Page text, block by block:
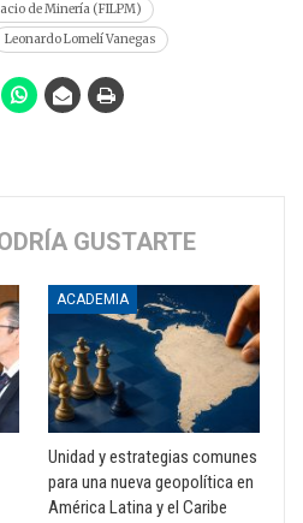
de Minería (FILPM)
Leonardo Lomelí Vanegas
GUSTARTE
ACADEMIA
Unidad y estrategias comunes
para una nueva geopolítica en
América Latina y el Caribe